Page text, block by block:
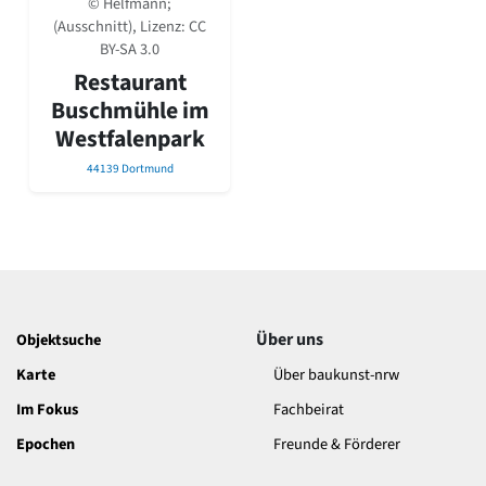
David Chipperfield
Harald Deilmann
Gottfried Böhm
Schneider von Esleben
Peter Behrens
Auszeichnung vorbildlicher Bauten NRW 2020
Big Beautiful Buildings (Großbauten der Nachkriegszeit)
Reformarchitektur
Historismus
Klassizismus
Renaissance
(Ausschnitt), Lizenz:CC
BY-SA 3.0
Restaurant
Buschmühle im
Westfalenpark
44139 Dortmund
Objektsuche
Karte
Im Fokus
Epochen
Über uns
Über baukunst-nrw
Fachbeirat
Freunde & Förderer